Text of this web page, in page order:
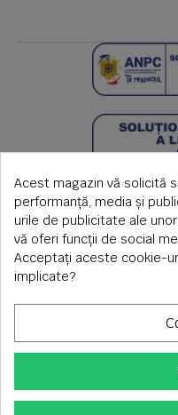
Copyright © 2026 S.C. Rimi
CUI: RO1824566
Acest magazin vă solicită
performanță, media și
urile de publicitate ale
vă oferi funcții de social
Acceptați aceste cookie-
implicate?